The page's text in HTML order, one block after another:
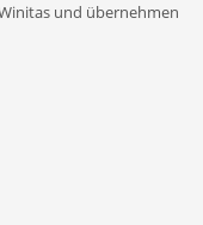
und übernehmen